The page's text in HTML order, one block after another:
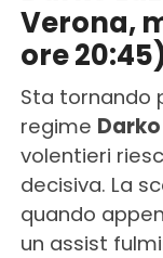
Verona,
ore
Sta tornando
regime
volentieri
decisiva. La
quando
un assist